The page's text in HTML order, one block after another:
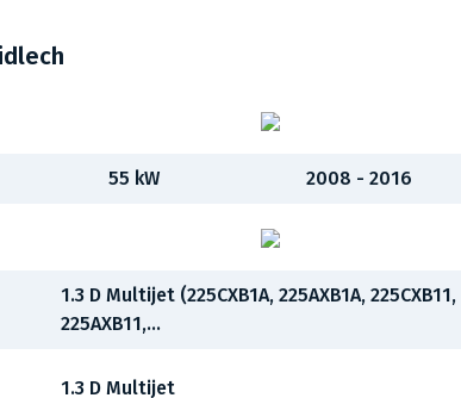
55 kW 2008 - 2016
1.3 D Multijet (225CXB1A, 225AXB1A, 225CXB11,
225AXB11,...
1.3 D Multijet